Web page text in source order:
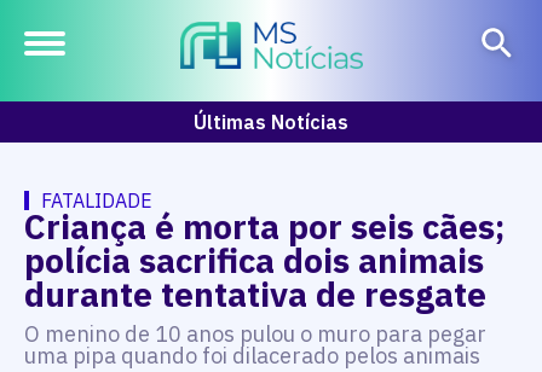
Últimas Notícias
FATALIDADE
Criança é morta por seis cães;
polícia sacrifica dois animais
durante tentativa de resgate
O menino de 10 anos pulou o muro para pegar
uma pipa quando foi dilacerado pelos animais